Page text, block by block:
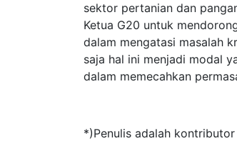
sektor pertanian dan
Ketua G20 untuk
dalam mengatasi masalah
saja hal ini menjadi modal
dalam memecahkan
*)Penulis adalah